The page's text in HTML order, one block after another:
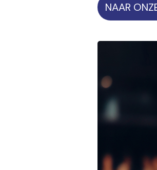
NAAR